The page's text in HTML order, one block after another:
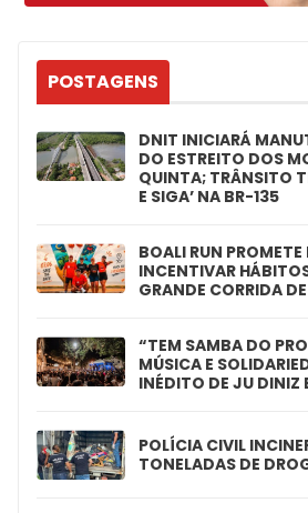
POSTAGENS
DNIT INICIARÁ
DO ESTREITO DOS
QUINTA; TRÂNSITO
E SIGA’ NA BR-135
BOALI RUN PROMETE
INCENTIVAR
GRANDE CORRIDA
“TEM SAMBA DO
MÚSICA E
INÉDITO DE JU DINIZ
POLÍCIA CIVIL
TONELADAS DE